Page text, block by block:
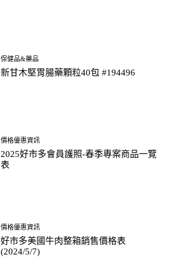
保健品&藥品
新甘木堅胃腸藥顆粒40包 #194496
價格優惠資訊
2025好市多會員護照-春季專案商品一覽
表
價格優惠資訊
好市多美國牛肉整箱銷售價格表
(2024/5/7)